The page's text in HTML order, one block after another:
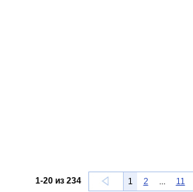
1-20из 234 1 2 ... 11